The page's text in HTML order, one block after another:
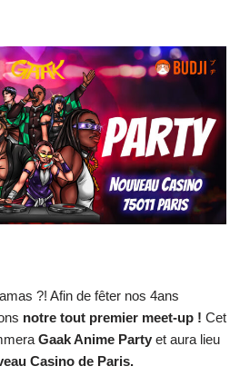
?! Afin de fêter nos 4ans
notre tout premier meet-up ! Cet
Gaak Anime Party et aura lieu
Casino de Paris.